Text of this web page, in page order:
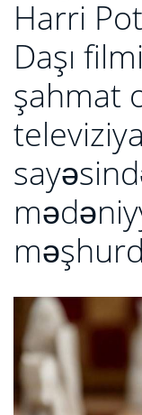
Harri
Daşı
şahmat